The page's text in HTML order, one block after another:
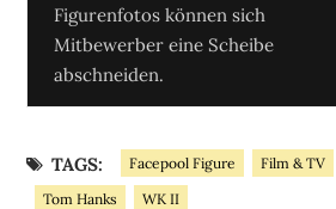
Figurenfotos können sich
Mitbewerber eine Scheibe
abschneiden.
TAGS: Facepool Figure Film & TV
Tom Hanks
WK II